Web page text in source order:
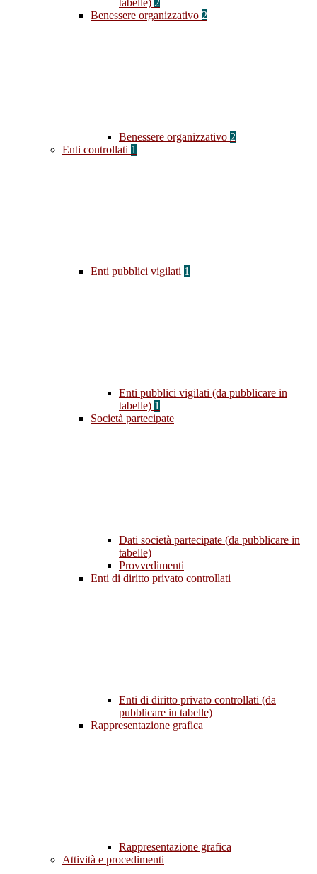
tabelle) 2
Benessere organizzativo 2
Benessere organizzativo 2
Enti controllati 1
Enti pubblici vigilati 1
Enti pubblici vigilati (da pubblicare in
tabelle) 1
Società partecipate
Dati società partecipate (da pubblicare in
tabelle)
Provvedimenti
Enti di diritto privato controllati
Enti di diritto privato controllati (da
pubblicare in tabelle)
Rappresentazione grafica
Rappresentazione grafica
Attività e procedimenti